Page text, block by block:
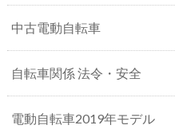
中古電動自転車
自転車関係 法令・安全
電動自転車2019年モデル